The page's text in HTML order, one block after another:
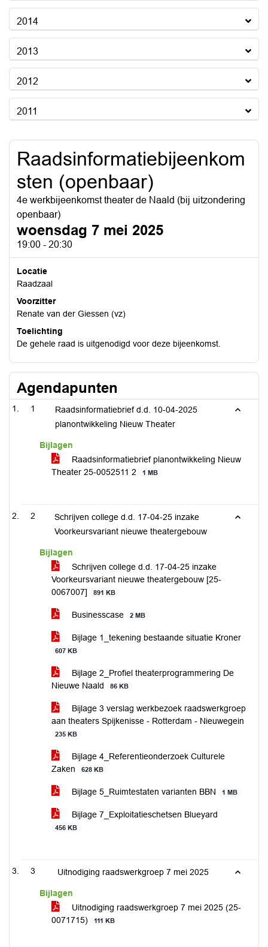
2014
2013
2012
2011
Raadsinformatiebijeenkom
sten (openbaar)
4e werkbijeenkomst theater de Naald (bij uitzondering
openbaar)
woensdag 7 mei 2025
19:00 - 20:30
Locatie
Raadzaal
Voorzitter
Renate van der Giessen (vz)
Toelichting
De gehele raad is uitgenodigd voor deze bijeenkomst.
Agendapunten
1
Raadsinformatiebrief d.d. 10-04-2025
planontwikkeling Nieuw Theater
Bijlagen
Raadsinformatiebrief planontwikkeling Nieuw
Theater 25-0052511 2
1 MB
2
Schrijven college d.d. 17-04-25 inzake
Voorkeursvariant nieuwe theatergebouw
Bijlagen
Schrijven college d.d. 17-04-25 inzake
Voorkeursvariant nieuwe theatergebouw [25-
0067007]
891 KB
Businesscase 2 MB
Bijlage 1_tekening bestaande situatie Kroner
607 KB
Bijlage 2_Profiel theaterprogrammering De
Nieuwe Naald
86 KB
Bijlage 3 verslag werkbezoek raadswerkgroep
aan theaters Spijkenisse - Rotterdam - Nieuwegein
235 KB
Bijlage 4_Referentieonderzoek Culturele
Zaken
628 KB
Bijlage 5_Ruimtestaten varianten BBN 1 MB
Bijlage 7_Exploitatieschetsen Blueyard
456 KB
3 Uitnodiging raadswerkgroep 7 mei 2025
Bijlagen
Uitnodiging raadswerkgroep 7 mei 2025 (25-
0071715)
111 KB